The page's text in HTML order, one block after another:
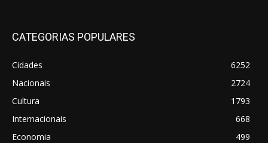
CATEGORIAS POPULARES
Cidades
6252
Nacionais
2724
Cultura
1793
Internacionais
668
Economia
499